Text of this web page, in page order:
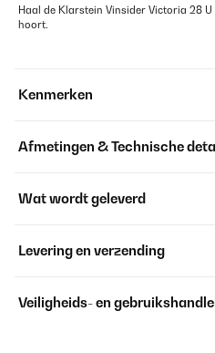
Haal de Klarstein Vinsider Victoria 28
hoort.
Kenmerken
Afmetingen & Technische
Wat wordt geleverd
Levering en verzending
Veiligheids- en